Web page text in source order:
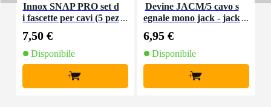
Innox SNAP PRO set d
i fascette per cavi (5 pez
7,50 €
Disponibile
+
Devine JACM/5 cavo s
egnale mono jack - jack
6,95 €
Disponibile
+